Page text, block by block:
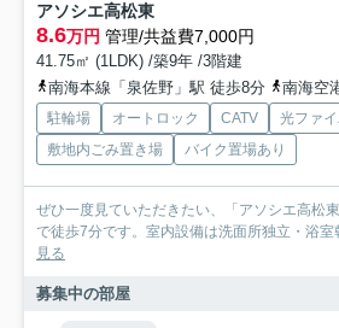
アソシエ高松東
8.6万円 管理/共益費7,000円
41.75㎡ (1LDK) /築9年 /3階建
南海本線「泉佐野」駅 徒歩8分
南海空港
駐輪場 オートロック CATV
光ファ
敷地内ごみ置き場
バイク置場あり
ぜひ一度見ていただきたい、「アソシエ高松
で徒歩7分です。室内設備は洗面所独立・浴室
見る
募集中の部屋